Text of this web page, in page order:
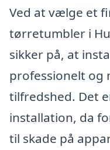
Ved at vælge et
tørretumbler i
sikker på, at
professionelt og
tilfredshed. Det
installation, da
til skade på